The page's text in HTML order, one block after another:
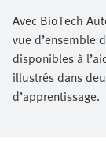
Avec BioTech
vue d’ensemble
disponibles à
illustrés dans
d’apprentissage.